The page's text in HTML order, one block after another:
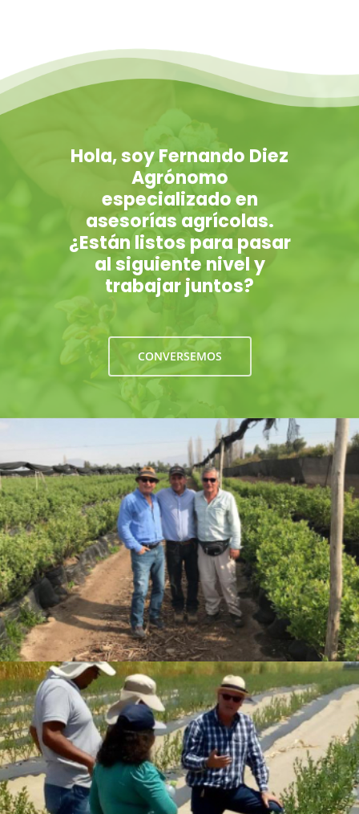
Hola, soy Fernando Diez
Agrónomo
especializado en
asesorías agrícolas.
¿Están listos para pasar
al siguiente nivel y
trabajar juntos?
CONVERSEMOS